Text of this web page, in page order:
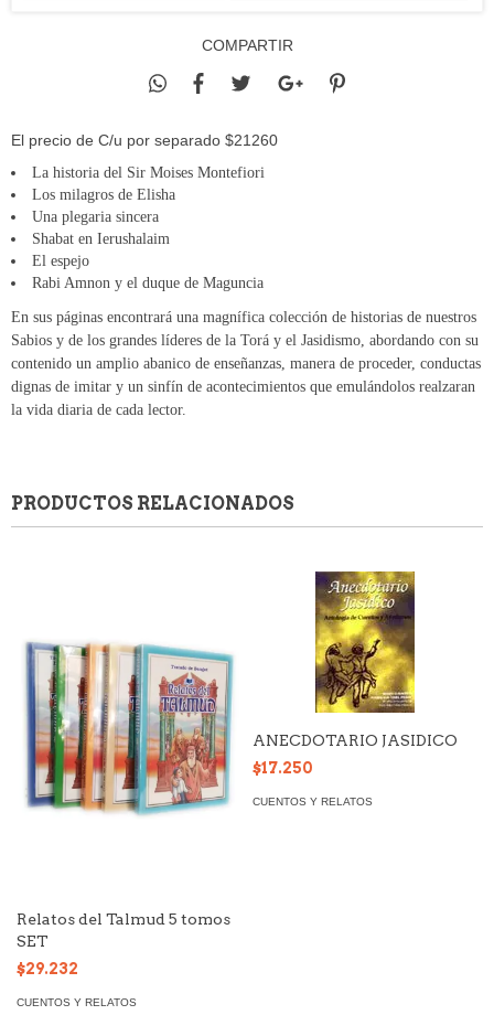
COMPARTIR
El precio de C/u por separado $21260
La historia del Sir Moises Montefiori
Los milagros de Elisha
Una plegaria sincera
Shabat en Ierushalaim
El espejo
Rabi Amnon y el duque de Maguncia
En sus páginas encontrará una magnífica colección de historias de nuestros
Sabios y de los grandes líderes de la Torá y el Jasidismo, abordando con su
contenido un amplio abanico de enseñanzas, manera de proceder, conductas
dignas de imitar y un sinfín de acontecimientos que emulándolos realzaran
la vida diaria de cada lector.
PRODUCTOS RELACIONADOS
Relatos del Talmud 5 tomos
SET
$29.232
CUENTOS Y RELATOS
ANECDOTARIO JASIDICO
$17.250
CUENTOS Y RELATOS